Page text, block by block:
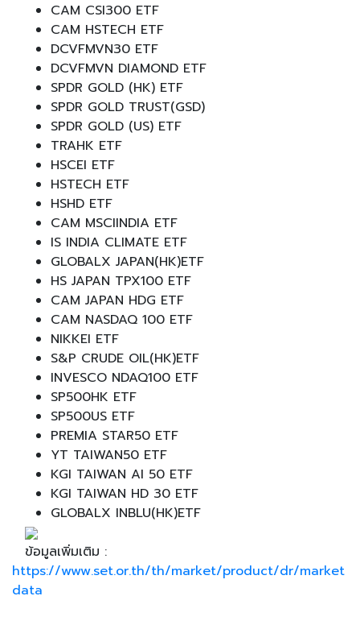
CAM CSI300 ETF
CAM HSTECH ETF
DCVFMVN30 ETF
DCVFMVN DIAMOND ETF
SPDR GOLD (HK) ETF
SPDR GOLD TRUST(GSD)
SPDR GOLD (US) ETF
TRAHK ETF
HSCEI ETF
HSTECH ETF
HSHD ETF
CAM MSCIINDIA ETF
IS INDIA CLIMATE ETF
GLOBALX JAPAN(HK)ETF
HS JAPAN TPX100 ETF
CAM JAPAN HDG ETF
CAM NASDAQ 100 ETF
NIKKEI ETF
S&P CRUDE OIL(HK)ETF
INVESCO NDAQ100 ETF
SP500HK ETF
SP500US ETF
PREMIA STAR50 ETF
YT TAIWAN50 ETF
KGI TAIWAN AI 50 ETF
KGI TAIWAN HD 30 ETF
GLOBALX INBLU(HK)ETF
ข้อมูลเพิ่มเติม :
https://www.set.or.th/th/market/product/dr/market
data